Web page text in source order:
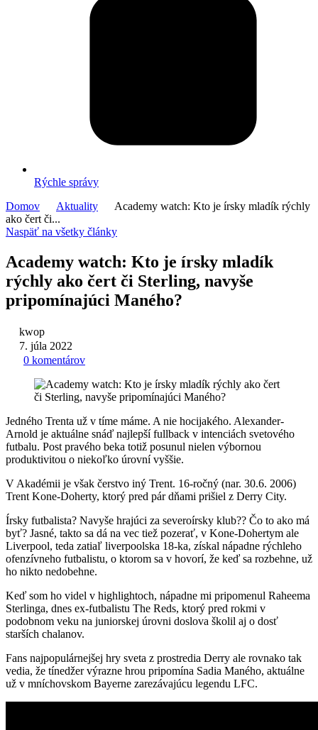
Rýchle správy
Domov
Aktuality
Academy watch: Kto je írsky mladík rýchly
ako čert či...
Naspäť na všetky články
Academy watch: Kto je írsky mladík
rýchly ako čert či Sterling, navyše
pripomínajúci Maného?
kwop
7. júla 2022
0 komentárov
Jedného Trenta už v tíme máme. A nie hocijakého. Alexander-
Arnold je aktuálne snáď najlepší fullback v intenciách svetového
futbalu. Post pravého beka totiž posunul nielen výbornou
produktivitou o niekoľko úrovní vyššie.
V Akadémii je však čerstvo iný Trent. 16-ročný (nar. 30.6. 2006)
Trent Kone-Doherty, ktorý pred pár dňami prišiel z Derry City.
Írsky futbalista? Navyše hrajúci za severoírsky klub?? Čo to ako má
byť? Jasné, takto sa dá na vec tiež pozerať, v Kone-Dohertym ale
Liverpool, teda zatiaľ liverpoolska 18-ka, získal nápadne rýchleho
ofenzívneho futbalistu, o ktorom sa v hovorí, že keď sa rozbehne, už
ho nikto nedobehne.
Keď som ho videl v highlightoch, nápadne mi pripomenul Raheema
Sterlinga, dnes ex-futbalistu The Reds, ktorý pred rokmi v
podobnom veku na juniorskej úrovni doslova školil aj o dosť
starších chalanov.
Fans najpopulárnejšej hry sveta z prostredia Derry ale rovnako tak
vedia, že tínedžer výrazne hrou pripomína Sadia Maného, aktuálne
už v mníchovskom Bayerne zarezávajúcu legendu LFC.